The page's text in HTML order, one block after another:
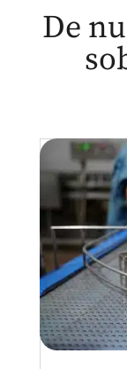
De